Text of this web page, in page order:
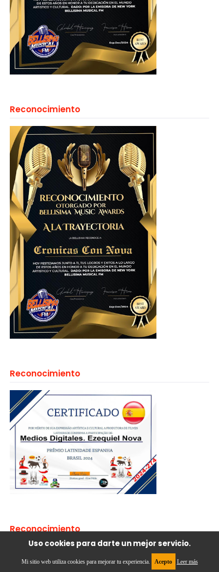
Reconocimiento
Reconocimiento
Reconocimiento
Uso cookies para darte un mejor servicio.
Mi sitio web utiliza cookies para mejorar tu experiencia. Acepto Leer más